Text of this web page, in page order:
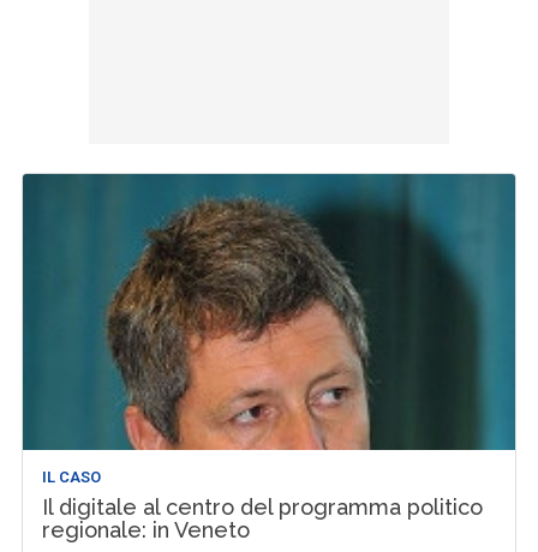
IL CASO
Il digitale al centro del programma politico
regionale: in Veneto